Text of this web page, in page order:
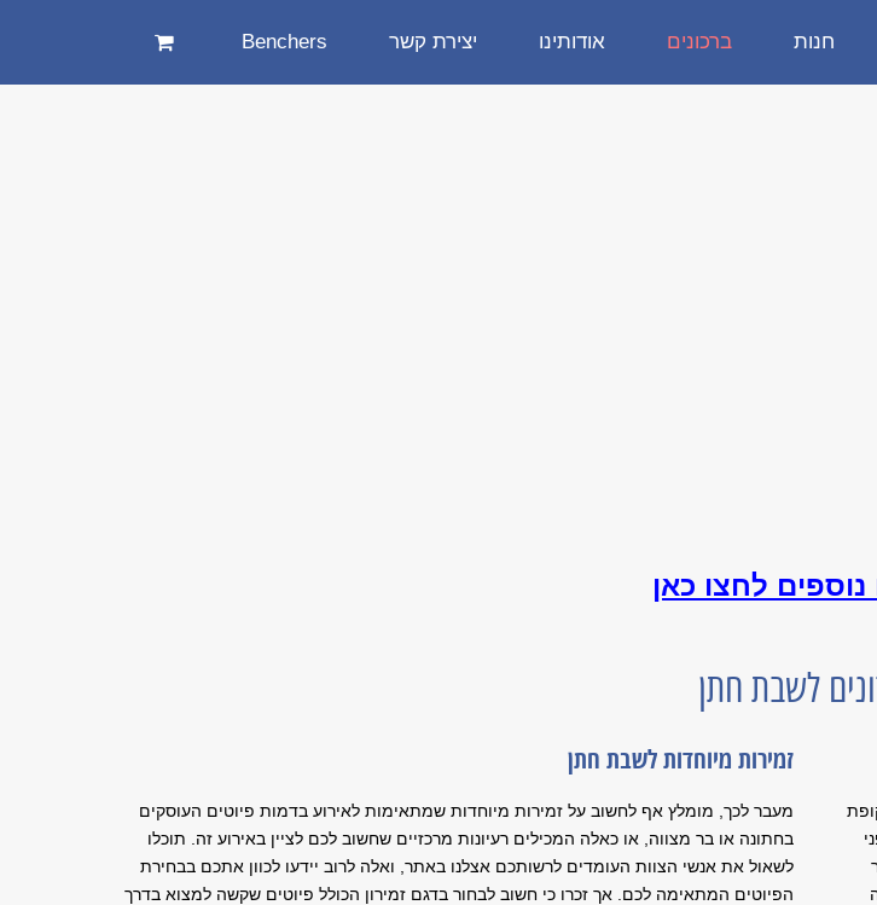
חנות ברכונים אודותינו יצירת קשר Benchers
לחצו כאן
לשבת חתן
זמירות מיוחדות לשבת חתן
מעבר לכך, מומלץ אף לחשוב על זמירות מיוחדות שמתאימות לאירוע בדמות פיוטים העוסקים
בחתונה או בר מצווה, או כאלה המכילים רעיונות מרכזיים שחשוב לכם לציין באירוע זה. תוכלו
לשאול את אנשי הצוות העומדים לרשותכם אצלנו באתר, ואלה לרוב יידעו לכוון אתכם בבחירת
הפיוטים המתאימה לכם. אך זכרו כי חשוב לבחור בדגם זמירון הכולל פיוטים שקשה למצוא בדרך